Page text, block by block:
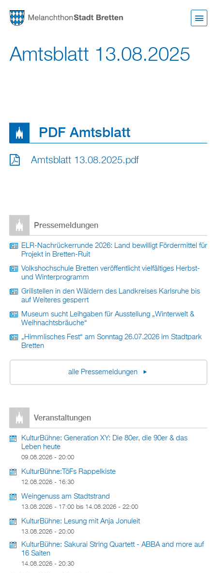
Amtsblatt 13.08.2025
PDF Amtsblatt
Amtsblatt 13.08.2025.pdf
Pressemeldungen
ELR-Nachrückerrunde 2026: Land bewilligt Fördermittel für
Projekt in Bretten-Ruit
Volkshochschule Bretten veröffentlicht vielfältiges Herbst-
und Winterprogramm
Grillstellen in den Wäldern des Landkreises Karlsruhe bis
auf Weiteres gesperrt
Museum sucht Leihgaben für Ausstellung „Winterwelt &
Weihnachtsbräuche“
„Himmlisches Fest“ am Sonntag 26.07.2026 im Stadtpark
Bretten
alle Pressemeldungen
Veranstaltungen
KulturBühne: Generation XY: Die 80er, die 90er & das
Leben heute
09.08.2026 - 20:00
KulturBühne:TöFs Rappelkiste
12.08.2026 - 16:30
Weingenuss am Stadtstrand
13.08.2026 - 17:00 bis 14.08.2026 - 22:00
KulturBühne: Lesung mit Anja Jonuleit
13.08.2026 - 20:00
KulturBühne: Sakurai String Quartett - ABBA and more auf
16 Saiten
14.08.2026 - 20:30